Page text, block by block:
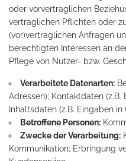
oder vorvertraglichen
vertraglichen Pflichten oder
(vor)vertraglichen Anfragen
berechtigten Interessen an
Pflege von Nutzer- bzw.
Verarbeitete Datenarten:
Adressen); Kontaktdaten (z.B.
Inhaltsdaten (z.B. Eingaben
Betroffene Personen:
Zwecke der Verarbeitung:
Kommunikation; Erbringung